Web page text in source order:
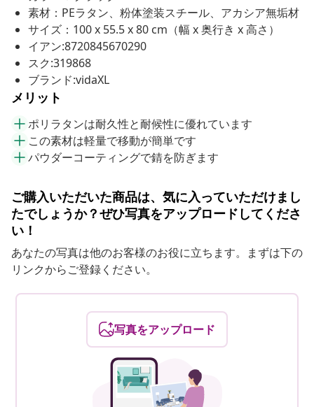
素材：PEラタン、粉体塗装スチール、アカシア無垢材
サイズ：100 x 55.5 x 80 cm（幅 x 奥行き x 高さ）
イアン:8720845670290
スク:319868
ブランド:vidaXL
メリット
ポリラタンは耐久性と耐候性に優れています
この素材は軽量で移動が簡単です
パウダーコーティングで錆を防ぎます
ご購入いただいた商品は、気に入っていただけまし
たでしょうか？ぜひ写真をアップロードしてくださ
い！
あなたの写真は他のお客様のお役に立ちます。まずは下の
リンクからご登録ください。
写真をアップロード